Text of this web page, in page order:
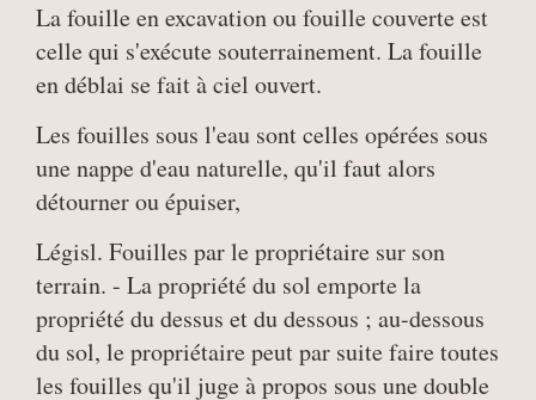
La fouille en excavation ou fouille couverte est
celle qui s'exécute souterrainement. La fouille
en déblai se fait à ciel ouvert.
Les fouilles sous l'eau sont celles opérées sous
une nappe d'eau naturelle, qu'il faut alors
détourner ou épuiser,
Législ. Fouilles par le propriétaire sur son
terrain. - La propriété du sol emporte la
propriété du dessus et du dessous ; au-dessous
du sol, le propriétaire peut par suite faire toutes
les fouilles qu'il juge à propos sous une double